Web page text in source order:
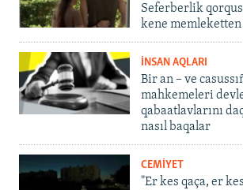
Seferberlik
kene memleketten
İNSAN AQLARI
Bir an – ve
mahkemeleri
qabaatlavlarını
nasıl baqalar
CEMİYET
"Er kes qaça, er